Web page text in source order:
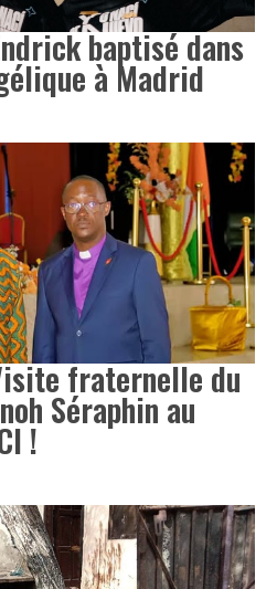
baptisé dans
à Madrid
fraternelle du
Séraphin au
!